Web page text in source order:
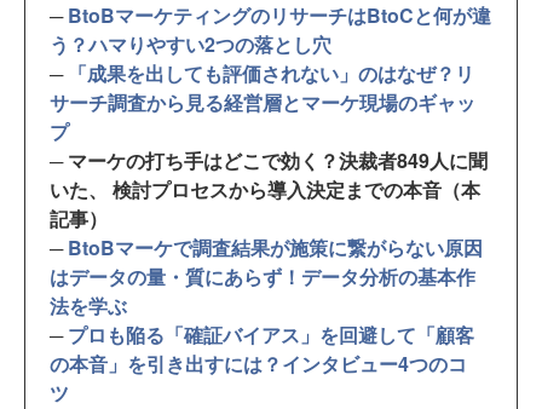
─BtoBマーケティングのリサーチはBtoCと何が違
う？ハマりやすい2つの落とし穴
─ 「成果を出しても評価されない」のはなぜ？リ
サーチ調査から見る経営層とマーケ現場のギャッ
プ
─ マーケの打ち手はどこで効く？決裁者849人に聞
いた、 検討プロセスから導入決定までの本音（本
記事）
─BtoBマーケで調査結果が施策に繋がらない原因
はデータの量・質にあらず！データ分析の基本作
法を学ぶ
─プロも陥る「確証バイアス」を回避して「顧客
の本音」を引き出すには？インタビュー4つのコ
ツ